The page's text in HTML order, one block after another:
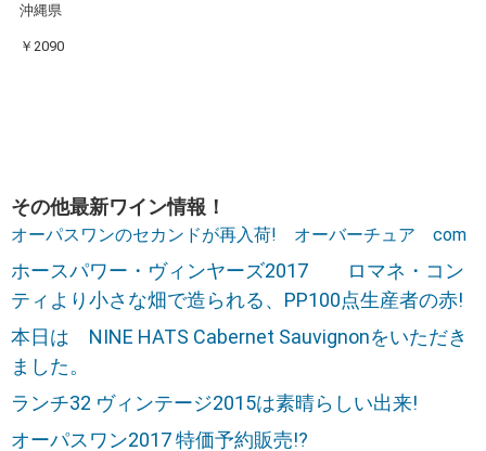
沖縄県
￥2090
その他最新ワイン情報！
オーパスワンのセカンドが再入荷! オーバーチュア com
ホースパワー・ヴィンヤーズ2017 ロマネ・コン
ティより小さな畑で造られる、PP100点生産者の赤!
本日は NINE HATS Cabernet Sauvignonをいただき
ました。
ランチ32 ヴィンテージ2015は素晴らしい出来!
オーパスワン2017 特価予約販売!?